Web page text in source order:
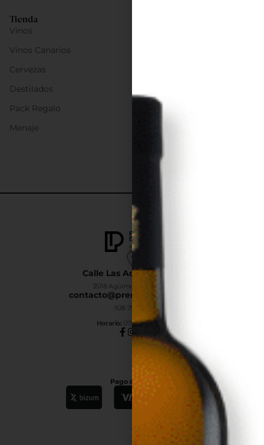
Calle Las Adelfas Nº6-B
35118 Agüimes, Las Palmas
contacto@premiumdrinks.es
928 754 363
Horario: 07:00h a 15:00h
Pago seguro
Tienda
Vinos
Vinos Canarios
Cervezas
Destilados
Pack Regalo
Menaje